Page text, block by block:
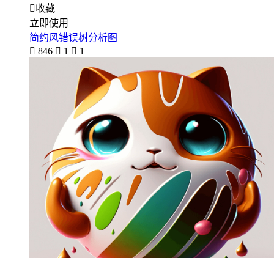
收藏
立即使用
简约风错误树分析图
 846  1  1